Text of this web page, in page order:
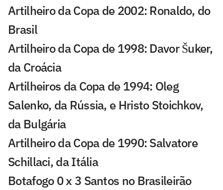
Artilheiro da Copa de 2002: Ronaldo, do
Brasil
Artilheiro da Copa de 1998: Davor Šuker,
da Croácia
Artilheiros da Copa de 1994: Oleg
Salenko, da Rússia, e Hristo Stoichkov,
da Bulgária
Artilheiro da Copa de 1990: Salvatore
Schillaci, da Itália
Botafogo 0 x 3 Santos no Brasileirão